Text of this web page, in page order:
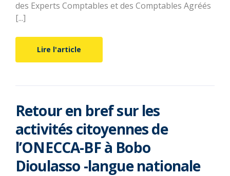
des Experts Comptables et des Comptables Agréés
[...]
Lire l'article
Retour en bref sur les
activités citoyennes de
l’ONECCA-BF à Bobo
Dioulasso -langue nationale